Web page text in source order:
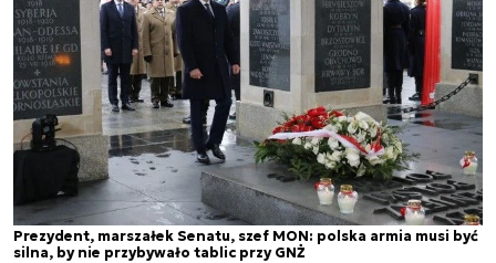
Prezydent, marszałek Senatu, szef MON: polska armia musi być
silna, by nie przybywało tablic przy GNŻ